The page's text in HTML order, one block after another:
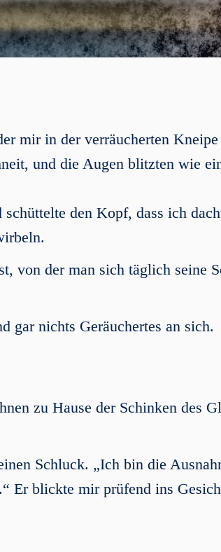
mir in der verräucherten Kneipe
und die Augen blitzten wie
den Kopf, dass ich
von der man sich täglich seine
gar nichts Geräuchertes an sich.
zu Hause der Schinken des
Schluck. „Ich bin die
Er blickte mir prüfend ins